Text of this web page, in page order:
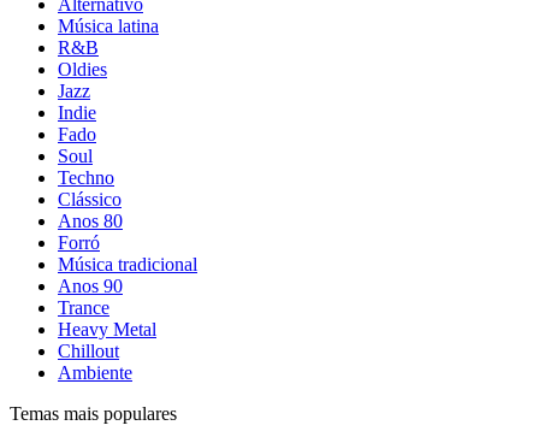
Alternativo
Música latina
R&B
Oldies
Jazz
Indie
Fado
Soul
Techno
Clássico
Anos 80
Forró
Música tradicional
Anos 90
Trance
Heavy Metal
Chillout
Ambiente
Temas mais populares